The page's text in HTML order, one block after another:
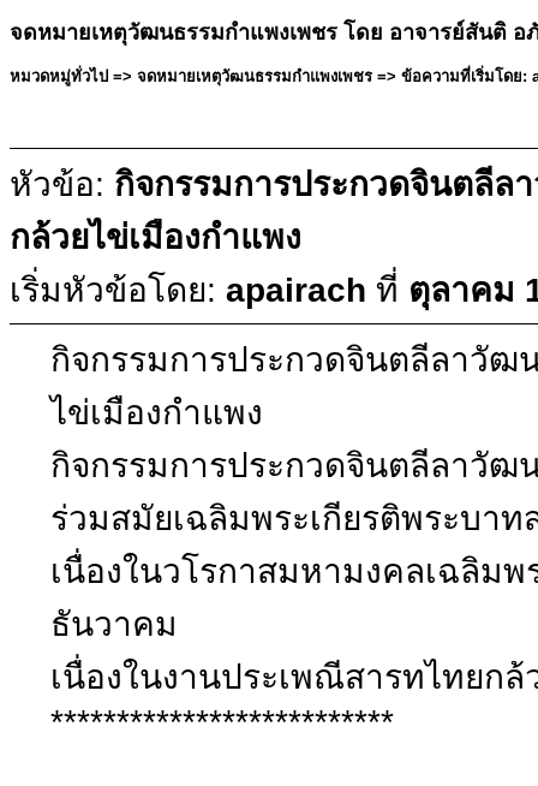
จดหมายเหตุวัฒนธรรมกำแพงเพชร โดย อาจารย์สันติ อ
หมวดหมู่ทั่วไป => จดหมายเหตุวัฒนธรรมกำแพงเพชร => ข้อความที่เริ่มโดย:
หัวข้อ: กิจกรรมการประกวดจินตลีล
กล้วยไข่เมืองกำแพง
เริ่มหัวข้อโดย: apairach ที่ ตุลาคม
กิจกรรมการประกวดจินตลีลาวัฒ
ไข่เมืองกำแพง
กิจกรรมการประกวดจินตลีลาวัฒ
ร่วมสมัยเฉลิมพระเกียรติพระบาท
เนื่องในวโรกาสมหามงคลเฉลิ
ธันวาคม
เนื่องในงานประเพณีสารทไทยก
**************************